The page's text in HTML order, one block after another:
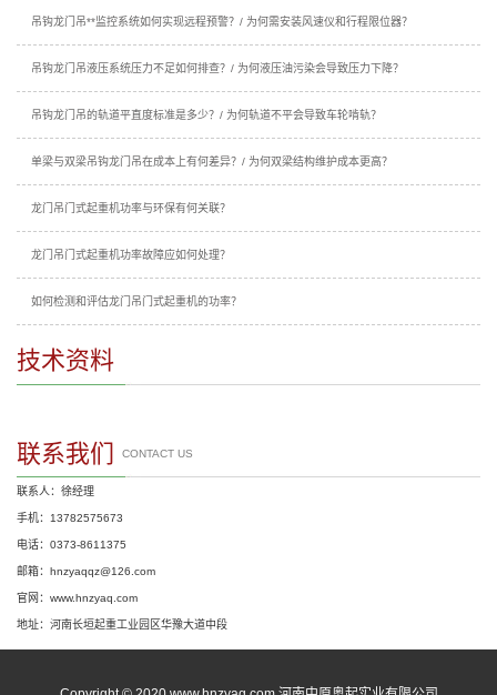
吊钩龙门吊**监控系统如何实现远程预警？/ 为何需安装风速仪和行程限位器？
吊钩龙门吊液压系统压力不足如何排查？/ 为何液压油污染会导致压力下降？
吊钩龙门吊的轨道平直度标准是多少？/ 为何轨道不平会导致车轮啃轨？
单梁与双梁吊钩龙门吊在成本上有何差异？/ 为何双梁结构维护成本更高？
龙门吊门式起重机功率与环保有何关联？
龙门吊门式起重机功率故障应如何处理？
如何检测和评估龙门吊门式起重机的功率？
技术资料
联系我们 CONTACT US
联系人：徐经理
手机：13782575673
电话：0373-8611375
邮箱：hnzyaqqz@126.com
官网：www.hnzyaq.com
地址：河南长垣起重工业园区华豫大道中段